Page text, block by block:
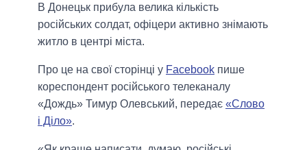
В Донецьк прибула велика кількість
російських солдат, офіцери активно знімають
житло в центрі міста.
Про це на свої сторінці у Facebook пише
кореспондент російського телеканалу
«Дождь» Тимур Олевський, передає «Слово
і Діло».